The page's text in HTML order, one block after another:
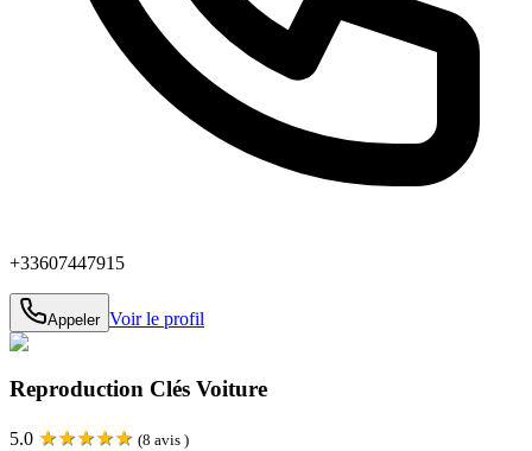
+33607447915
Appeler Voir le profil
Reproduction Clés Voiture
5.0 ★★★★★ (8 avis )